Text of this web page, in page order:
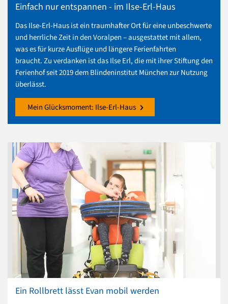
Einfach nur entspannen - im Ilse-Erl-Haus
Das Ilse-Erl-Haus ist ein traumhafter Ort für eine unbeschwerte
und herrliche Zeit in den Voralpen – ausgestattet mit allem,
was es für kurze Ausflüge und längere Ferienfahrten
braucht. Zu verdanken ist das Ilse Erl, die mit ihrer Stiftung den
Ferienhof seit 2019 dem Blindeninstitut München zur Nutzung
überlässt.
Mein Glücksmoment: Ilse-Erl-Haus
Ein Rollbrett lässt Evan mobil werden